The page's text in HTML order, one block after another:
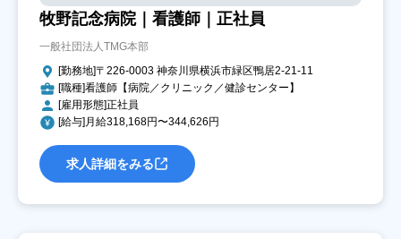
牧野記念病院｜看護師｜正社員
一般社団法人TMG本部
[勤務地]〒226-0003 神奈川県横浜市緑区鴨居2-21-11
[職種]看護師【病院／クリニック／健診センター】
[雇用形態]正社員
[給与]月給318,168円〜344,626円
求人詳細をみる